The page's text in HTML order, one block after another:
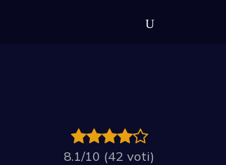
8.1/10 (42 voti)